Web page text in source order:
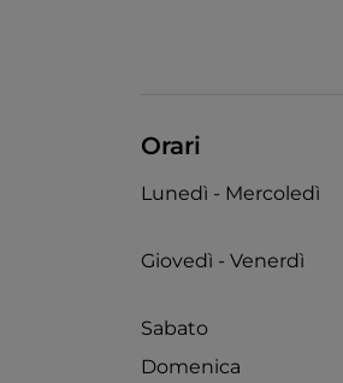
Orari
Lunedì - Mercoledì
Giovedì - Venerdì
Sabato
Domenica